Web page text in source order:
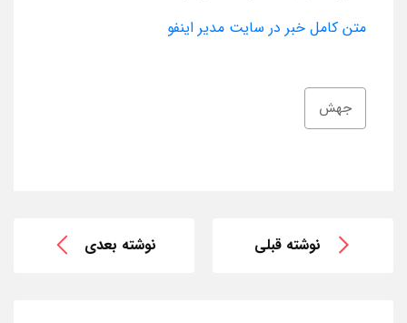
متن کامل خبر در سایت مدیر اینفو
جهش
نوشته قبلی نوشته بعدی